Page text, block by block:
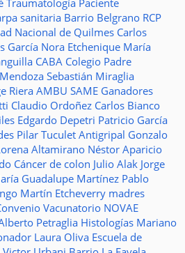
Traumatología Paciente
sanitaria Barrio Belgrano RCP
Nacional de Quilmes Carlos
García Nora Etchenique María
CABA Colegio Padre
Sebastián Miraglia
Riera AMBU SAME Ganadores
Claudio Ordoñez Carlos Bianco
Edgardo Depetri Patricio García
Pilar Tuculet Antigripal Gonzalo
Altamirano Néstor Aparicio
Cáncer de colon Julio Alak Jorge
Guadalupe Martínez Pablo
Martín Etcheverry madres
Vacunatorio NOVAE
Petraglia Histologías Mariano
Laura Oliva Escuela de